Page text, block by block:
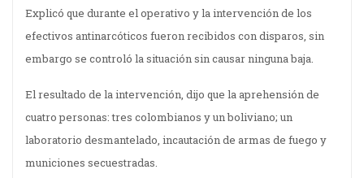
Explicó que durante el operativo y la intervención de los
efectivos antinarcóticos fueron recibidos con disparos, sin
embargo se controló la situación sin causar ninguna baja.
El resultado de la intervención, dijo que la aprehensión de
cuatro personas: tres colombianos y un boliviano; un
laboratorio desmantelado, incautación de armas de fuego y
municiones secuestradas.